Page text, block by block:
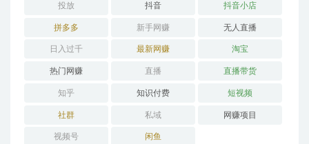
投放 抖音 抖音小店
拼多多 新手网赚 无人直播
日入过千 最新网赚 淘宝
热门网赚 直播 直播带货
知乎 知识付费 短视频
社群 私域 网赚项目
视频号 闲鱼